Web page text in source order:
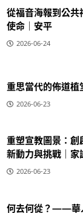
從福音海報到公
使命｜安平
2026-06-24
重思當代的佈道植
2026-06-23
重塑宣教圖景：
新動力與挑戰｜家
2026-06-23
何去何從？——華